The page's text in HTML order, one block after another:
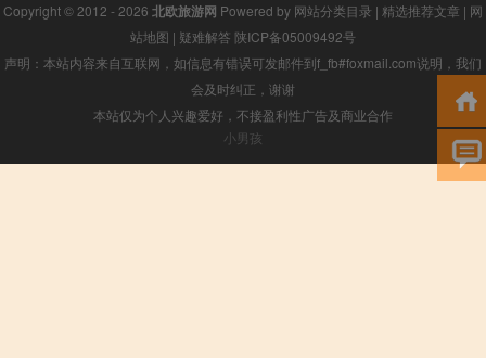
Copyright © 2012 - 2026 北欧旅游网 Powered by 网站分类目录 | 精选推荐文章 | 网
站地图 | 疑难解答 陕ICP备05009492号
声明：本站内容来自互联网，如信息有错误可发邮件到f_fb#foxmail.com说明，我们
会及时纠正，谢谢
本站仅为个人兴趣爱好，不接盈利性广告及商业合作
小男孩